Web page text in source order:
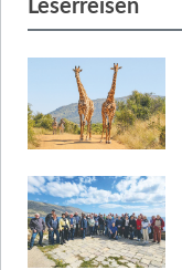
Leserreisen